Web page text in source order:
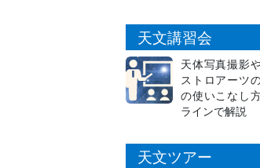
天文講習会
天体写真撮影
ストロアーツ
の使いこなし
ラインで解説
天文ツアー